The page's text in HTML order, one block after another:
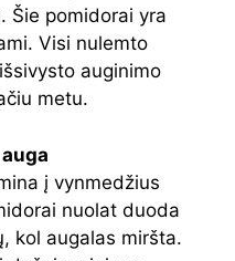
Šie pomidorai yra
Visi nulemto
auginimo
metu.
į vynmedžius
nuolat duoda
kol augalas miršta.